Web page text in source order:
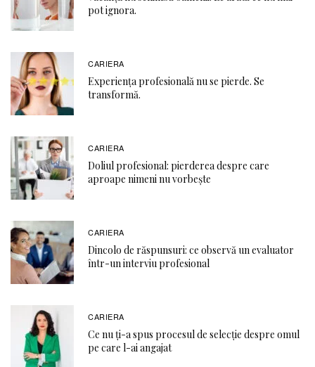
pot ignora.
CARIERA
Experiența profesională nu se pierde. Se
transformă.
CARIERA
Doliul profesional: pierderea despre care
aproape nimeni nu vorbește
CARIERA
Dincolo de răspunsuri: ce observă un evaluator
într-un interviu profesional
CARIERA
Ce nu ți-a spus procesul de selecție despre omul
pe care l-ai angajat